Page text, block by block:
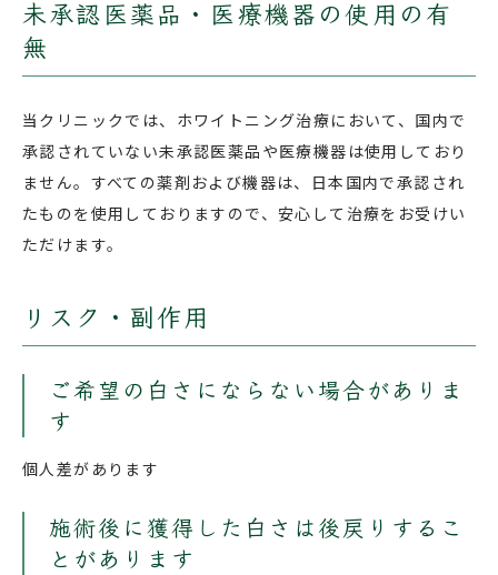
未承認医薬品・医療機器の使用の有
無
当クリニックでは、ホワイトニング治療において、国内で
承認されていない未承認医薬品や医療機器は使用しており
ません。すべての薬剤および機器は、日本国内で承認され
たものを使用しておりますので、安心して治療をお受けい
ただけます。
リスク・副作用
ご希望の白さにならない場合がありま
す
個人差があります
施術後に獲得した白さは後戻りするこ
とがあります